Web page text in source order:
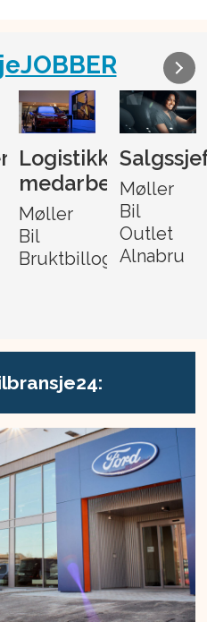
Logistikk-
medarbeider
Møller
Bil
Bruktbillogistikk
Møller
Bil
Outlet
Alnabru